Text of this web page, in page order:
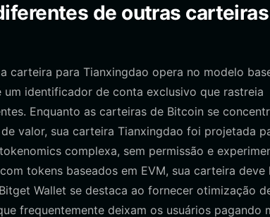
de outras
carteira para Tianxingdao opera no modelo
identificador de conta exclusivo que rastreia
Enquanto as carteiras de Bitcoin se
valor, sua carteira Tianxingdao foi projetada
complexa, sem permissão e
tokens baseados em EVM, sua carteira deve
Wallet se destaca ao fornecer otimização
frequentemente deixam os usuários pagando